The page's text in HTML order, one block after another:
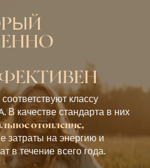
классу
В качестве стандарта в них
отопление,
затраты на энергию и
в течение всего года.